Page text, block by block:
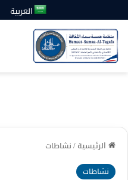
العربية
الرئيسية/نشاطات
نشاطات